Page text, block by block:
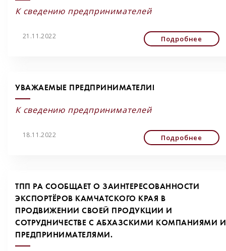
К сведению предпринимателей
21.11.2022 Подробнее
УВАЖАЕМЫЕ ПРЕДПРИНИМАТЕЛИ!
К сведению предпринимателей
18.11.2022 Подробнее
ТПП РА СООБЩАЕТ О ЗАИНТЕРЕСОВАННОСТИ
ЭКСПОРТЁРОВ КАМЧАТСКОГО КРАЯ В
ПРОДВИЖЕНИИ СВОЕЙ ПРОДУКЦИИ И
СОТРУДНИЧЕСТВЕ С АБХАЗСКИМИ КОМПАНИЯМИ И
ПРЕДПРИНИМАТЕЛЯМИ.